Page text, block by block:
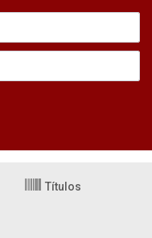
Títulos